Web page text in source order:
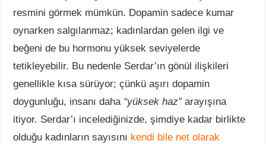
resmini görmek mümkün. Dopamin sadece kumar
oynarken salgılanmaz; kadınlardan gelen ilgi ve
beğeni de bu hormonu yüksek seviyelerde
tetikleyebilir. Bu nedenle Serdar’ın gönül ilişkileri
genellikle kısa sürüyor; çünkü aşırı dopamin
doygunluğu, insanı daha “yüksek haz”arayışına
itiyor. Serdar’ı incelediğinizde, şimdiye kadar birlikte
olduğu kadınların sayısını kendi bile net olarak